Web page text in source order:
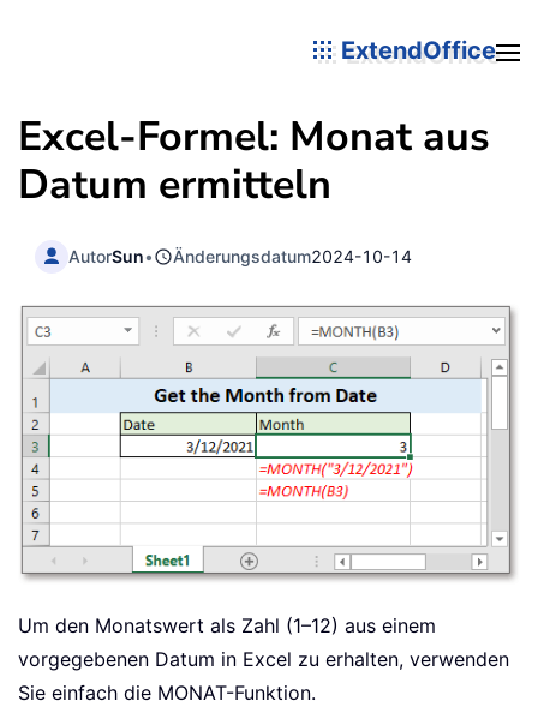
ExtendOffice
Excel-Formel: Monat aus
Datum ermitteln
AutorSun• Änderungsdatum2024-10-14
Um den Monatswert als Zahl (1–12) aus einem
vorgegebenen Datum in Excel zu erhalten, verwenden
Sie einfach die MONAT-Funktion.